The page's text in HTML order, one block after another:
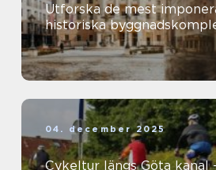
Utforska de mest
historiska
04. december 2025
Cykeltur längs Göta kanal -